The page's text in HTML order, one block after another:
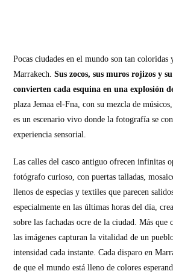
Pocas ciudades en el mundo son tan coloridas
Marrakech.Sus zocos, sus muros rojizos y
convierten cada esquina en una explosión
plaza Jemaa el-Fna, con su mezcla de
es un escenario vivo donde la fotografía se
experiencia sensorial.
Las calles del casco antiguo ofrecen infinitas
fotógrafo curioso, con puertas talladas,
llenos de especias y textiles que parecen
especialmente en las últimas horas del día,
sobre las fachadas ocre de la ciudad. Más que
las imágenes capturan la vitalidad de un
intensidad cada instante. Cada disparo en
de que el mundo está lleno de colores